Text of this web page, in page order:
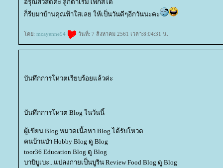
อรุณสวัสดิ์ค่ะ ลูกตาเริ่มโฟกัสได้
ก็รีบมาบ้านคุณฟ้าใสเลย ให้เป็นวันดีๆอีกวันนะคะ
ดย: mcayenne94 วันที่: 7 สิงหาคม 2561 เวลา:8:04:31 น.
บันทึกการโหวตเรียบร้อยแล้วค่ะ
บันทึกการโหวต Blog ในวันนี้
ผู้เขียน Blog หมวดเนื้อหา Blog ได้รับโหวต
คนบ้านป่า Hobby Blog ดู Blog
toor36 Education Blog ดู Blog
บาบิบูเบะ...แปลงกายเป็นบูริน Review Food Blog ดู Blog